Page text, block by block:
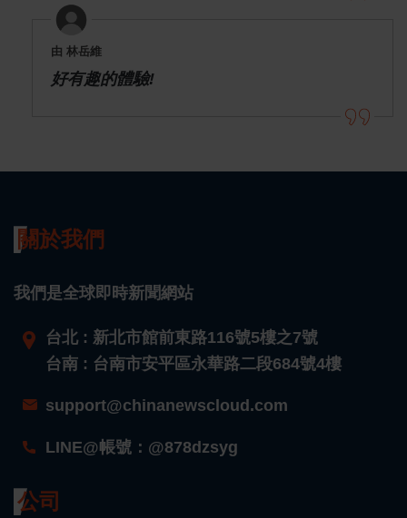
由 林岳維
好有趣的體驗!
關於我們
我們是全球即時新聞網站
台北 : 新北市館前東路116號5樓之7號
台南 : 台南市安平區永華路二段684號4樓
support@chinanewscloud.com
LINE@帳號：@878dzsyg
公司